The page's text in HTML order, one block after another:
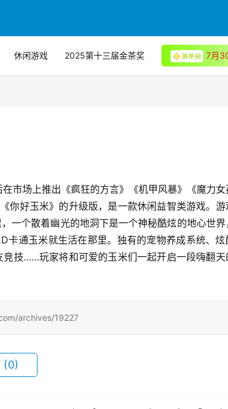
休闲游戏 2025第十三届金茶奖 7月
市场上推出《疯狂的方言》《机甲风暴》《魔力女
你好玉米》的升级版，是一款休闲益智类游戏。游
一个散着幽光的地洞下是一个神秘酷炫的地心世界
卡通玉米就生活在那里。独有的宠物养成系统、炫
技……玩家将和可爱的玉米们一起开启一段嗨翻天
archives/19227
(0)